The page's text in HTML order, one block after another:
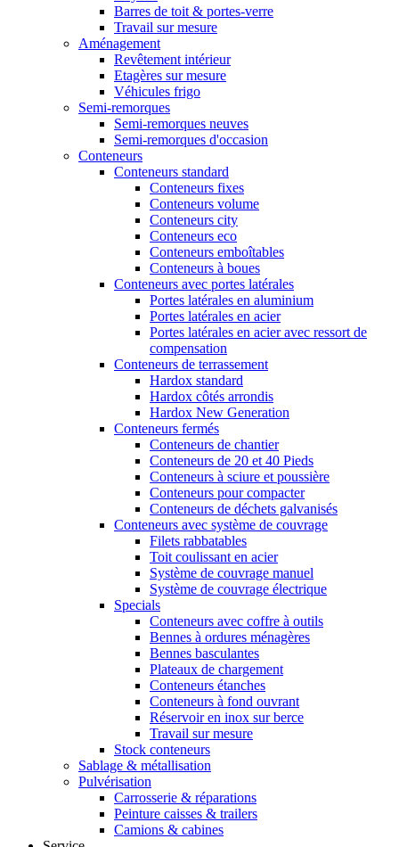
Barres de toit & portes-verre
Travail sur mesure
Aménagement
Revêtement intérieur
Etagères sur mesure
Véhicules frigo
Semi-remorques
Semi-remorques neuves
Semi-remorques d'occasion
Conteneurs
Conteneurs standard
Conteneurs fixes
Conteneurs volume
Conteneurs city
Conteneurs eco
Conteneurs emboîtables
Conteneurs à boues
Conteneurs avec portes latérales
Portes latérales en aluminium
Portes latérales en acier
Portes latérales en acier avec ressort de
compensation
Conteneurs de terrassement
Hardox standard
Hardox côtés arrondis
Hardox New Generation
Conteneurs fermés
Conteneurs de chantier
Conteneurs de 20 et 40 Pieds
Conteneurs à sciure et poussière
Conteneurs pour compacter
Conteneurs de déchets galvanisés
Conteneurs avec système de couvrage
Filets rabbatables
Toit coulissant en acier
Système de couvrage manuel
Système de couvrage électrique
Specials
Conteneurs avec coffre à outils
Bennes à ordures ménagères
Bennes basculantes
Plateaux de chargement
Conteneurs étanches
Conteneurs à fond ouvrant
Réservoir en inox sur berce
Travail sur mesure
Stock conteneurs
Sablage & métallisation
Pulvérisation
Carrosserie & réparations
Peinture caisses & trailers
Camions & cabines